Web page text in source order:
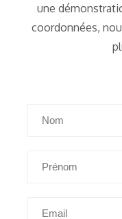
une
coordonnées,